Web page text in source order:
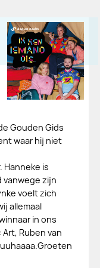
Gouden Gids
waar hij niet
is
vanwege zijn
voelt zich
allemaal
in ons
Ruben van